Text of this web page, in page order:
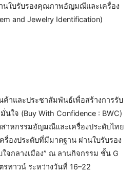
นใบรับรองคุณภาพอัญมณีและเครื่อง
and Jewelry Identification)
าและประชาสัมพันธ์เพื่อสร้างการรับ
นใจ (Buy With Confidence : BWC)
าหกรรมอัญมณีและเครื่องประดับไทย
องประดับที่มีมาตฐาน ผ่านใบรับรอง
จกลางเมือง” ณ ลานกิจกรรม ชั้น G
ทาวน์ ระหว่างวันที่ 16–22